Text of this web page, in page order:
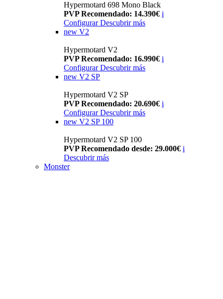
Hypermotard 698 Mono Black
PVP Recomendado: 14.390€ i
Configurar Descubrir más
new V2
Hypermotard V2
PVP Recomendado: 16.990€ i
Configurar Descubrir más
new V2 SP
Hypermotard V2 SP
PVP Recomendado: 20.690€ i
Configurar Descubrir más
new V2 SP 100
Hypermotard V2 SP 100
PVP Recomendado desde: 29.000€ i
Descubrir más
Monster